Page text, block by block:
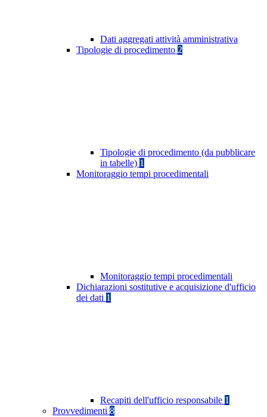
Dati aggregati attività amministrativa
Tipologie di procedimento 2
Tipologie di procedimento (da pubblicare
in tabelle) 1
Monitoraggio tempi procedimentali
Monitoraggio tempi procedimentali
Dichiarazioni sostitutive e acquisizione d'ufficio
dei dati 1
Recapiti dell'ufficio responsabile 1
Provvedimenti 8